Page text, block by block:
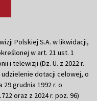
Polskiej S.A. w likwidacji,
w art. 21 ust. 1
i telewizji (Dz. U. z 2022 r.
udzielenie dotacji celowej, o
grudnia 1992 r. o
oraz z 2024 r. poz. 96)